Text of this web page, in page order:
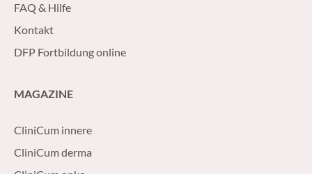
FAQ & Hilfe
Kontakt
DFP Fortbildung online
MAGAZINE
CliniCum innere
CliniCum derma